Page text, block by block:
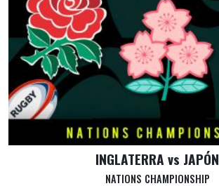
INGLATERRA vs JAPÓN
NATIONS CHAMPIONSHIP